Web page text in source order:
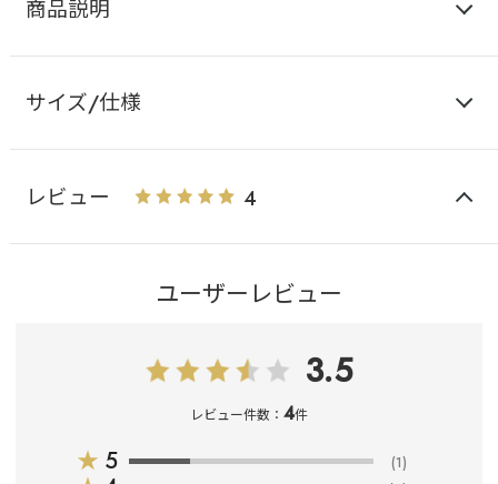
商品説明
サイズ/仕様
レビュー 4
ユーザーレビュー
3.5
レビュー件数： 4件
★ 5 (1)